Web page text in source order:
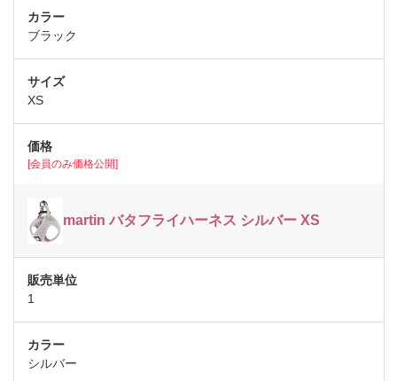
ブラック
XS
[会員のみ価格公開]
martin バタフライハーネス シルバー XS
1
シルバー